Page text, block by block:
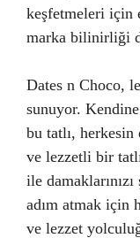
keşfetmeleri için
marka bilinirliği
Dates n Choco,
sunuyor.
bu tatlı,
ve lezzetli bir
ile
adım atmak için
ve lezzet